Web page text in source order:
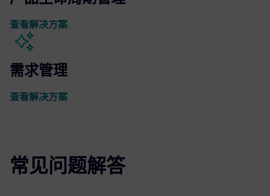
查看解决方案
需求管理
查看解决方案
常见问题解答